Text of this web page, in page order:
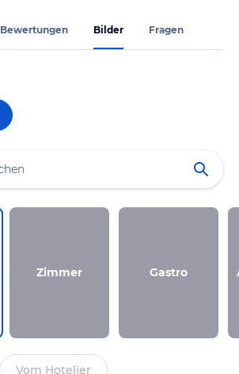
Bewertungen Bilder Fragen
Zimmer Gastro
Vom Hotelier